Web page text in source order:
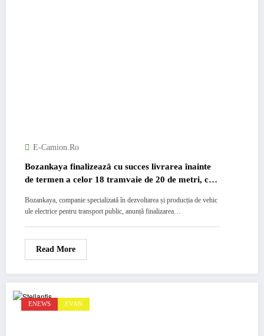
E-Camion.ro
Bozankaya finalizează cu succes livrarea înainte
de termen a celor 18 tramvaie de 20 de metri, cu
Bozankaya, companie specializată în dezvoltarea și producția de vehic
ule electrice pentru transport public, anunță finalizarea…
Read More
ENEWS EVAN